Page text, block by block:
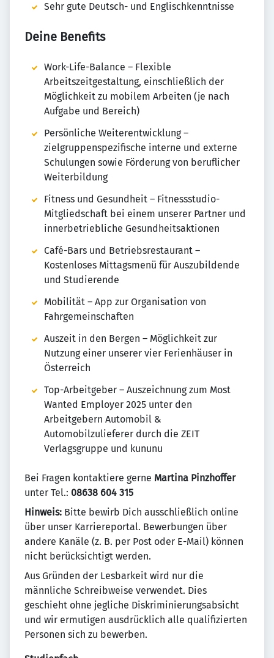
Sehr gute Deutsch- und Englischkenntnisse
Deine Benefits
Work-Life-Balance – Flexible
Arbeitszeitgestaltung, einschließlich der
Möglichkeit zu mobilem Arbeiten (je nach
Aufgabe und Bereich)
Persönliche Weiterentwicklung –
zielgruppenspezifische interne und externe
Schulungen sowie Förderung von beruflicher
Weiterbildung
Fitness und Gesundheit – Fitnessstudio-
Mitgliedschaft bei einem unserer Partner und
innerbetriebliche Gesundheitsaktionen
Café-Bars und Betriebsrestaurant –
Kostenloses Mittagsmenü für Auszubildende
und Studierende
Mobilität – App zur Organisation von
Fahrgemeinschaften
Auszeit in den Bergen – Möglichkeit zur
Nutzung einer unserer vier Ferienhäuser in
Österreich
Top-Arbeitgeber – Auszeichnung zum Most
Wanted Employer 2025 unter den
Arbeitgebern Automobil &
Automobilzulieferer durch die ZEIT
Verlagsgruppe und kununu
Bei Fragen kontaktiere gerne ​ Martina Pinzhoffer​
unter Tel.: ​ 08638 604 315
Hinweis: Bitte bewirb Dich ausschließlich online
über unser Karriereportal. Bewerbungen über
andere Kanäle (z. B. per Post oder E-Mail) können
nicht berücksichtigt werden.
Aus Gründen der Lesbarkeit wird nur die
männliche Schreibweise verwendet. Dies
geschieht ohne jegliche Diskriminierungsabsicht
und wir ermutigen ausdrücklich alle qualifizierten
Personen sich zu bewerben.